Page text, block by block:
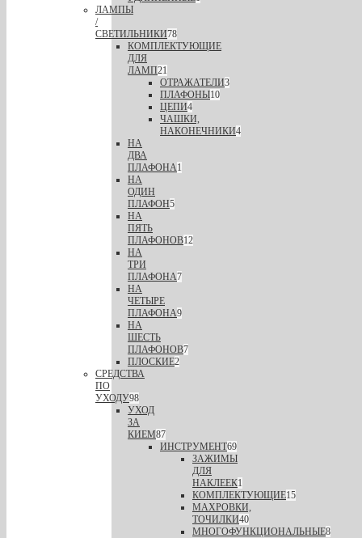
ЛАМПЫ
/
СВЕТИЛЬНИКИ78
КОМПЛЕКТУЮЩИЕ
ДЛЯ
ЛАМП21
ОТРАЖАТЕЛИ3
ПЛАФОНЫ10
ЦЕПИ4
ЧАШКИ,
НАКОНЕЧНИКИ4
НА
ДВА
ПЛАФОНА1
НА
ОДИН
ПЛАФОН5
НА
ПЯТЬ
ПЛАФОНОВ12
НА
ТРИ
ПЛАФОНА7
НА
ЧЕТЫРЕ
ПЛАФОНА9
НА
ШЕСТЬ
ПЛАФОНОВ7
ПЛОСКИЕ2
СРЕДСТВА
ПО
УХОДУ98
УХОД
ЗА
КИЕМ87
ИНСТРУМЕНТ69
ЗАЖИМЫ
ДЛЯ
НАКЛЕЕК1
КОМПЛЕКТУЮЩИЕ15
МАХРОВКИ,
ТОЧИЛКИ40
МНОГОФУНКЦИОНАЛЬНЫЕ8